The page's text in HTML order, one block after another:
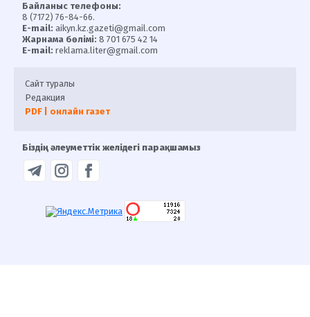
Байланыс телефоны:
8 (7172) 76-84-66.
E-mail: aikyn.kz.gazeti@gmail.com
Жарнама бөлімі: 8 701 675 42 14
E-mail: reklama.liter@gmail.com
Сайт туралы
Редакция
PDF | онлайн газет
Біздің әлеуметтік желідегі парақшамыз